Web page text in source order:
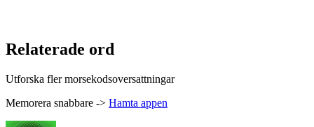
Relaterade ord
Utforska fler morsekodsoversattningar
Memorera snabbare -> Hamta appen